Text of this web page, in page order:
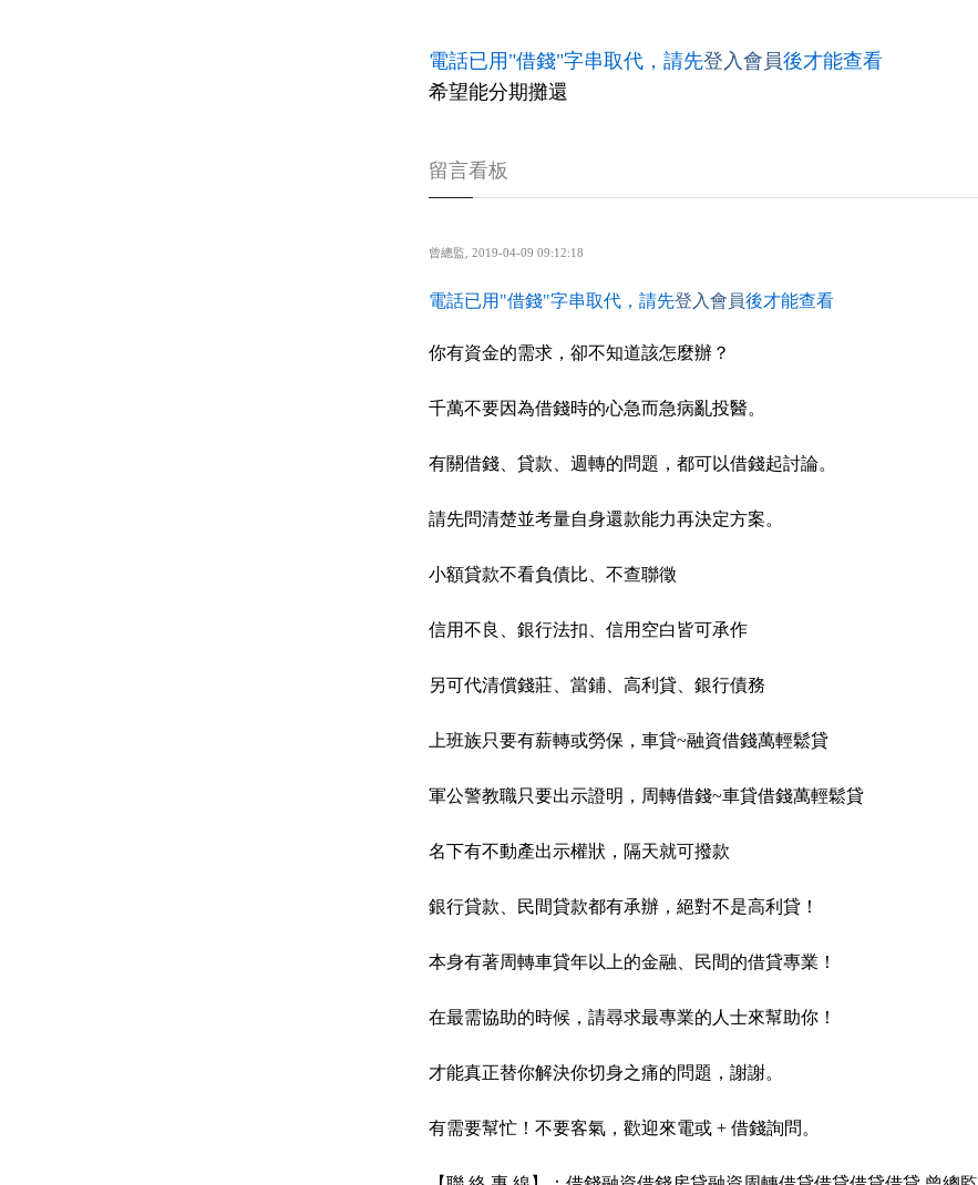
電話已用"借錢"字串取代，請先登入會員後才能查看
希望能分期攤還
留言看板
曾總監 2019-04-09 09:12:18
電話已用"借錢"字串取代，請先登入會員後才能查看
你有資金的需求，卻不知道該怎麼辦？
千萬不要因為借錢時的心急而急病亂投醫。
有關借錢、貸款、週轉的問題，都可以借錢起討論。
請先問清楚並考量自身還款能力再決定方案。
小額貸款不看負債比、不查聯徵
信用不良、銀行法扣、信用空白皆可承作
另可代清償錢莊、當鋪、高利貸、銀行債務
上班族只要有薪轉或勞保，車貸~融資借錢萬輕鬆貸
軍公警教職只要出示證明，周轉借錢~車貸借錢萬輕鬆貸
名下有不動產出示權狀，隔天就可撥款
銀行貸款、民間貸款都有承辦，絕對不是高利貸！
本身有著周轉車貸年以上的金融、民間的借貸專業！
在最需協助的時候，請尋求最專業的人士來幫助你！
才能真正替你解決你切身之痛的問題，謝謝。
有需要幫忙！不要客氣，歡迎來電或 + 借錢詢問。